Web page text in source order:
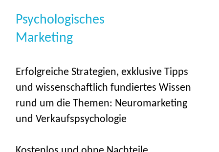
Psychologisches
Marketing
Erfolgreiche Strategien, exklusive Tipps
und wissenschaftlich fundiertes Wissen
rund um die Themen: Neuromarketing
und Verkaufspsychologie